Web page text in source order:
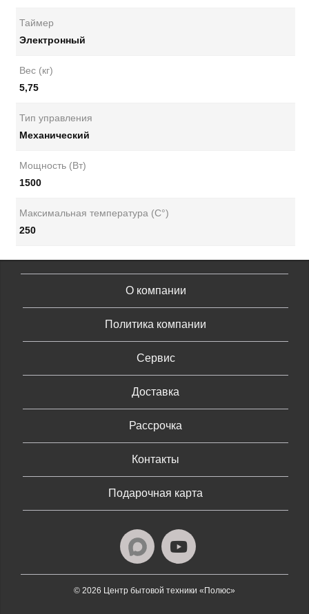
Таймер
Электронный
Вес (кг)
5,75
Тип управления
Механический
Мощность (Вт)
1500
Максимальная температура (С°)
250
О компании
Политика компании
Сервис
Доставка
Рассрочка
Контакты
Подарочная карта
© 2026 Центр бытовой техники «Полюс»